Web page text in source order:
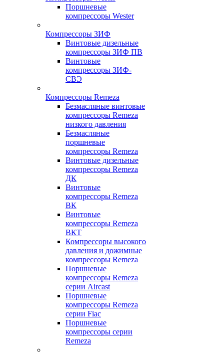
Поршневые
компрессоры Wester
Компрессоры ЗИФ
Винтовые дизельные
компрессоры ЗИФ ПВ
Винтовые
компрессоры ЗИФ-
СВЭ
Компрессоры Remeza
Безмасляные винтовые
компрессоры Remeza
низкого давления
Безмасляные
поршневые
компрессоры Remeza
Винтовые дизельные
компрессоры Remeza
ДК
Винтовые
компрессоры Remeza
ВК
Винтовые
компрессоры Remeza
ВКТ
Компрессоры высокого
давления и дожимные
компрессоры Remeza
Поршневые
компрессоры Remeza
серии Aircast
Поршневые
компрессоры Remeza
серии Fiac
Поршневые
компрессоры серии
Remeza